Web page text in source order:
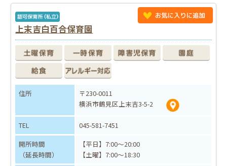
上末吉白百合保育園
住所
〒230-0011
横浜市鶴見区上末吉3-5-2
TEL
045-581-7451
開所時間
（延長時間）
【平日】7:00～20:00
【土曜】7:00～18:30